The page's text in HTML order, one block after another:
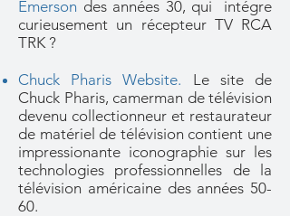
Emerson des années 30, qui intégre
curieusement un récepteur TV RCA
TRK ?
Chuck Pharis Website. Le site de
Chuck Pharis, camerman de télévision
devenu collectionneur et restaurateur
de matériel de télévision contient une
impressionante iconographie sur les
technologies professionnelles de la
télévision américaine des années 50-
60.